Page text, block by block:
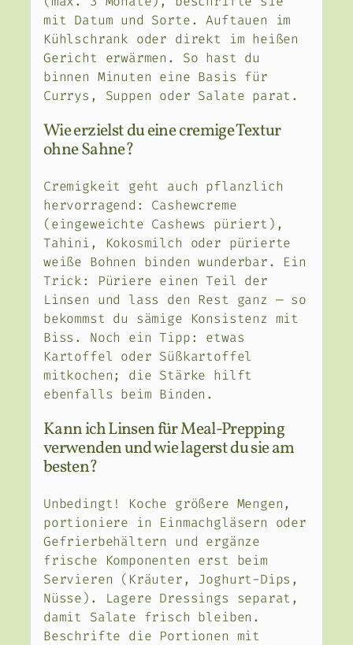
mit Datum und Sorte. Auftauen im
Kühlschrank oder direkt im heißen
Gericht erwärmen. So hast du
binnen Minuten eine Basis für
Currys, Suppen oder Salate parat.
Wie erzielst du eine cremige Textur
ohne Sahne?
Cremigkeit geht auch pflanzlich
hervorragend: Cashewcreme
(eingeweichte Cashews püriert),
Tahini, Kokosmilch oder pürierte
weiße Bohnen binden wunderbar. Ein
Trick: Püriere einen Teil der
Linsen und lass den Rest ganz — so
bekommst du sämige Konsistenz mit
Biss. Noch ein Tipp: etwas
Kartoffel oder Süßkartoffel
mitkochen; die Stärke hilft
ebenfalls beim Binden.
Kann ich Linsen für Meal-Prepping
verwenden und wie lagerst du sie am
besten?
Unbedingt! Koche größere Mengen,
portioniere in Einmachgläsern oder
Gefrierbehältern und ergänze
frische Komponenten erst beim
Servieren (Kräuter, Joghurt-Dips,
Nüsse). Lagere Dressings separat,
damit Salate frisch bleiben.
Beschrifte die Portionen mit